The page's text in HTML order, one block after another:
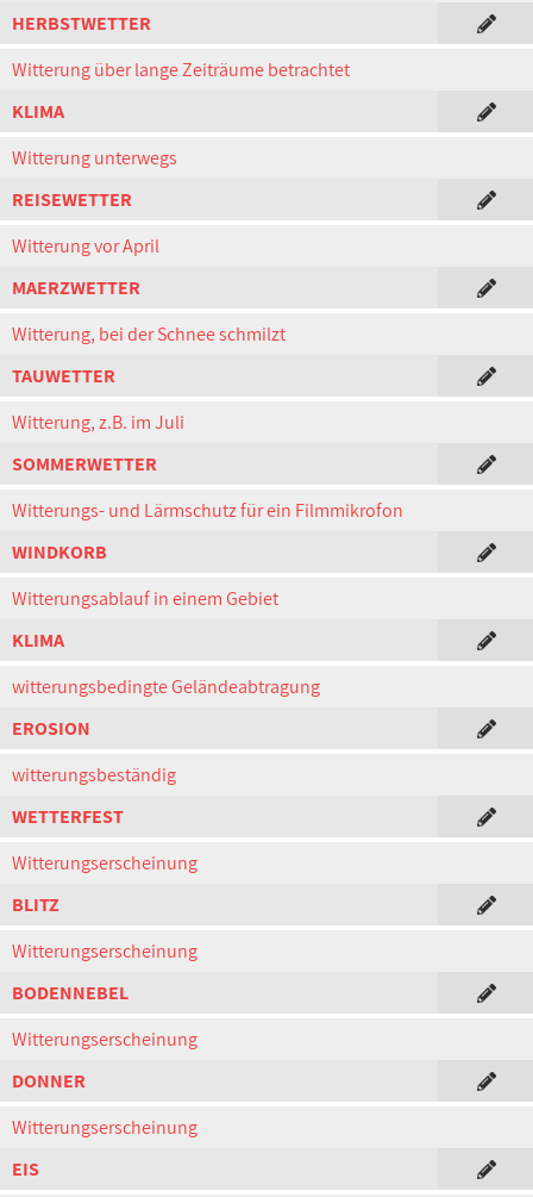
HERBSTWETTER
Witterung über lange Zeiträume betrachtet
KLIMA
Witterung unterwegs
REISEWETTER
Witterung vor April
MAERZWETTER
Witterung, bei der Schnee schmilzt
TAUWETTER
Witterung, z.B. im Juli
SOMMERWETTER
Witterungs- und Lärmschutz für ein Filmmikrofon
WINDKORB
Witterungsablauf in einem Gebiet
KLIMA
witterungsbedingte Geländeabtragung
EROSION
witterungsbeständig
WETTERFEST
Witterungserscheinung
BLITZ
Witterungserscheinung
BODENNEBEL
Witterungserscheinung
DONNER
Witterungserscheinung
EIS